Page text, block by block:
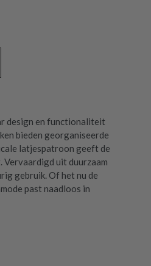
design en functionaliteit
bieden georganiseerde
latjespatroon geeft de
uit duurzaam
gebruik. Of het nu de
past naadloos in